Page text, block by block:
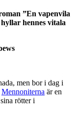
”En vapenvila
hennes vitala
men bor i dag i
Mennoniterna är en
rötter i